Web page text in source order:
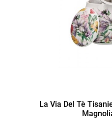
La Via Del Tè